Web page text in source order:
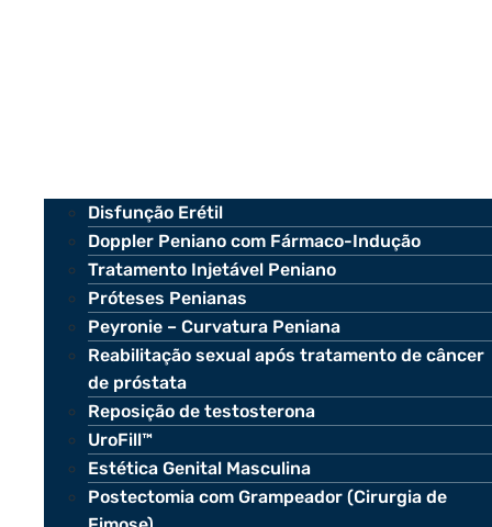
Disfunção Erétil
Doppler Peniano com Fármaco-Indução
Tratamento Injetável Peniano
Próteses Penianas
Peyronie – Curvatura Peniana
Reabilitação sexual após tratamento de câncer
de próstata
Reposição de testosterona
UroFill™
Estética Genital Masculina
Postectomia com Grampeador (Cirurgia de